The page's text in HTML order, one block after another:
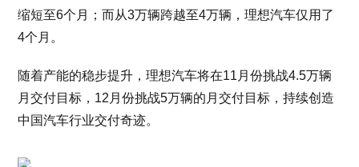
缩短至6个月；而从3万辆跨越至4万辆，理想汽车仅用了
4个月。
随着产能的稳步提升，理想汽车将在11月份挑战4.5万辆
月交付目标，12月份挑战5万辆的月交付目标，持续创造
中国汽车行业交付奇迹。